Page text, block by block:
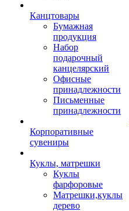
Канцтовары
Бумажная
продукция
Набор
подарочный
канцелярский
Офисные
принадлежности
Письменные
принадлежности
Корпоративные
сувениры
Куклы, матрешки
Куклы
фарфоровые
Матрешки,куклы
дерево